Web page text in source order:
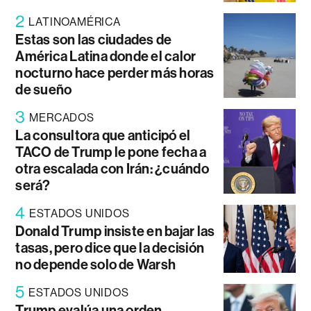
2 LATINOAMÉRICA
Estas son las ciudades de
América Latina donde el calor
nocturno hace perder más horas
de sueño
3 MERCADOS
La consultora que anticipó el
TACO de Trump le pone fecha a
otra escalada con Irán: ¿cuándo
será?
4 ESTADOS UNIDOS
Donald Trump insiste en bajar las
tasas, pero dice que la decisión
no depende solo de Warsh
5 ESTADOS UNIDOS